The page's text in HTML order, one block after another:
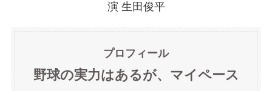
演 生田俊平
プロフィール
野球の実力はあるが、マイペース